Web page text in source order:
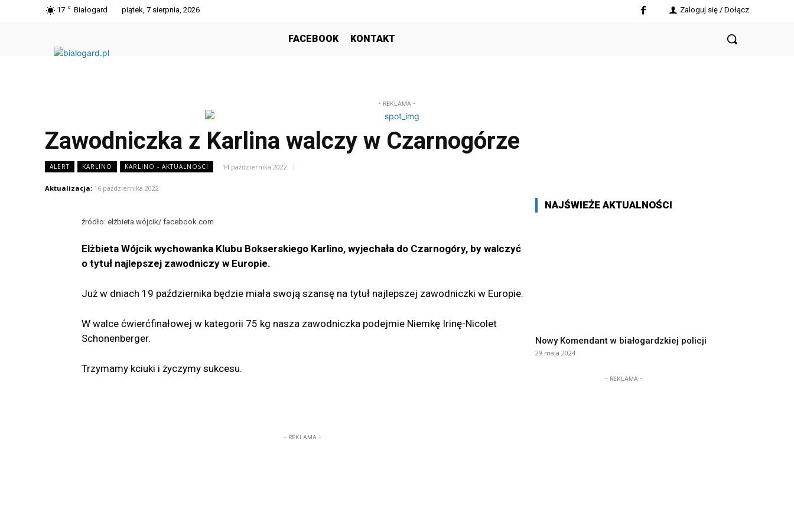
17 C Białogard piątek, 7 sierpnia, 2026 Zaloguj się / Dołącz
FACEBOOK KONTAKT
- REKLAMA -
Zawodniczka z Karlina walczy w Czarnogórze
ALERT KARLINO KARLINO - AKTUALNOŚCI 14 października 2022
Aktualizacja: 16 października 2022
źródło: elżbieta wójcik/ facebook.com
Elżbieta Wójcik wychowanka Klubu Bokserskiego Karlino, wyjechała do Czarnogóry, by walczyć
o tytuł najlepszej zawodniczy w Europie.
Już w dniach 19 października będzie miała swoją szansę na tytuł najlepszej zawodniczki w Europie.
W walce ćwierćfinałowej w kategorii 75 kg nasza zawodniczka podejmie Niemkę Irinę-Nicolet
Schonenberger.
Trzymamy kciuki i życzymy sukcesu.
- REKLAMA -
NAJŚWIEŻE AKTUALNOŚCI
Nowy Komendant w białogardzkiej policji
29 maja 2024
- REKLAMA -